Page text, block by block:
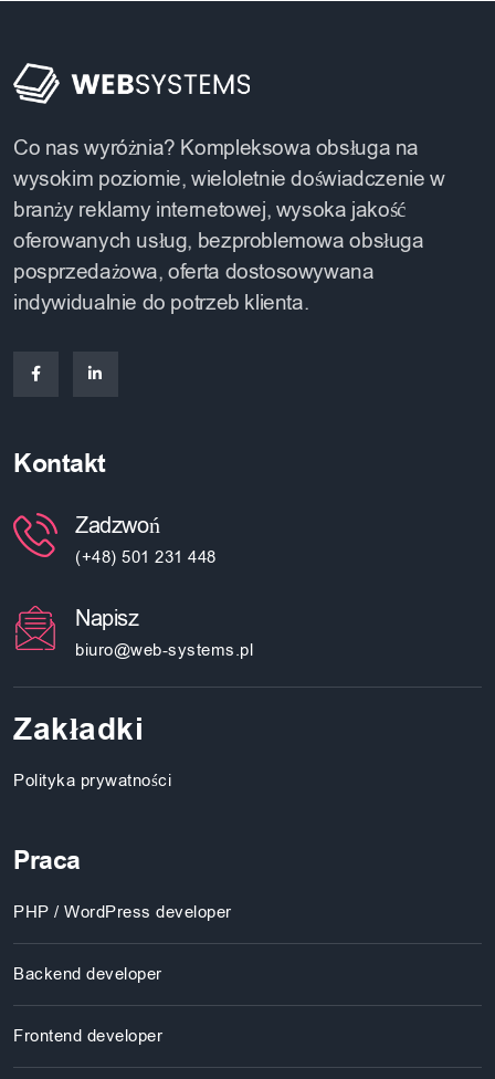
Co nas wyróżnia? Kompleksowa obsługa na
wysokim poziomie, wieloletnie doświadczenie w
branży reklamy internetowej, wysoka jakość
oferowanych usług, bezproblemowa obsługa
posprzedażowa, oferta dostosowywana
indywidualnie do potrzeb klienta.
Kontakt
Zadzwoń
(+48) 501 231 448
Napisz
biuro@web-systems.pl
Zakładki
Polityka prywatności
Praca
PHP / WordPress developer
Backend developer
Frontend developer